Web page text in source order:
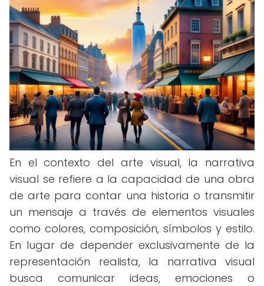
En el contexto del arte visual, la narrativa
visual se refiere a la capacidad de una obra
de arte para contar una historia o transmitir
un mensaje a través de elementos visuales
como colores, composición, símbolos y estilo.
En lugar de depender exclusivamente de la
representación realista, la narrativa visual
busca comunicar ideas, emociones o